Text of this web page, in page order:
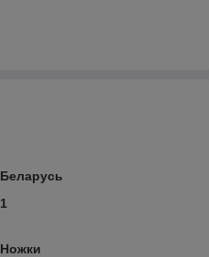
Беларусь
1
Ножки